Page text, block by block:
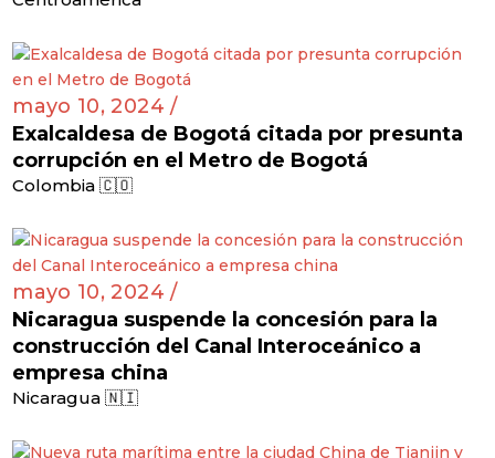
mayo 10, 2024 /
Exalcaldesa de Bogotá citada por presunta
corrupción en el Metro de Bogotá
Colombia 🇨🇴
mayo 10, 2024 /
Nicaragua suspende la concesión para la
construcción del Canal Interoceánico a
empresa china
Nicaragua 🇳🇮